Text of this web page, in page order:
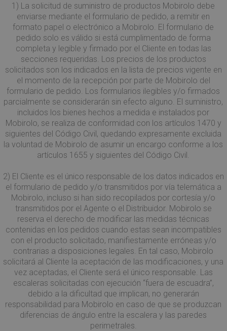
1) La solicitud de suministro de productos Mobirolo debe
enviarse mediante el formulario de pedido, a remitir en
formato papel o electrónico a Mobirolo. El formulario de
pedido solo es válido si está cumplimentado de forma
completa y legible y firmado por el Cliente en todas las
secciones requeridas. Los precios de los productos
solicitados son los indicados en la lista de precios vigente en
el momento de la recepción por parte de Mobirolo del
formulario de pedido. Los formularios ilegibles y/o firmados
parcialmente se considerarán sin efecto alguno. El suministro,
incluidos los bienes hechos a medida e instalados por
Mobirolo, se realiza de conformidad con los artículos 1470 y
siguientes del Código Civil, quedando expresamente excluida
la voluntad de Mobirolo de asumir un encargo conforme a los
artículos 1655 y siguientes del Código Civil.
2) El Cliente es el único responsable de los datos indicados en
el formulario de pedido y/o transmitidos por vía telemática a
Mobirolo, incluso si han sido recopilados por cortesía y/o
transmitidos por el Agente o el Distribuidor. Mobirolo se
reserva el derecho de modificar las medidas técnicas
contenidas en los pedidos cuando estas sean incompatibles
con el producto solicitado, manifiestamente erróneas y/o
contrarias a disposiciones legales. En tal caso, Mobirolo
solicitará al Cliente la aceptación de las modificaciones, y una
vez aceptadas, el Cliente será el único responsable. Las
escaleras solicitadas con ejecución “fuera de escuadra”,
debido a la dificultad que implican, no generarán
responsabilidad para Mobirolo en caso de que se produzcan
diferencias de ángulo entre la escalera y las paredes
perimetrales.
CookieScriptConsent
CookieScript
www.mobirolo.com
5 mesi 4
settimane
VISITOR_PRIVACY_METADATA
YouTube
Google
Privacy Policy